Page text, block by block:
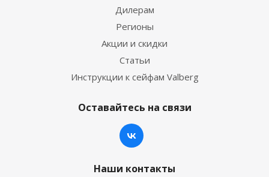
Дилерам
Регионы
Акции и скидки
Статьи
Инструкции к сейфам Valberg
Оставайтесь на связи
Наши контакты